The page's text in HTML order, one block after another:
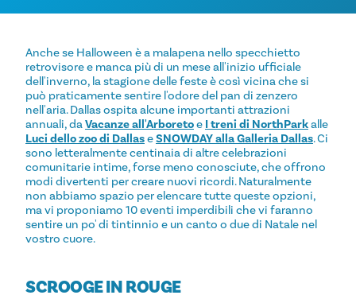
Anche se Halloween è a malapena nello specchietto
retrovisore e manca più di un mese all'inizio ufficiale
dell'inverno, la stagione delle feste è così vicina che si
può praticamente sentire l'odore del pan di zenzero
nell'aria. Dallas ospita alcune importanti attrazioni
annuali, daVacanze all'Arboretoe I treni di NorthParkalle
Luci dello zoo di DallaseSNOWDAY alla Galleria Dallas. Ci
sono letteralmente centinaia di altre celebrazioni
comunitarie intime, forse meno conosciute, che offrono
modi divertenti per creare nuovi ricordi. Naturalmente
non abbiamo spazio per elencare tutte queste opzioni,
ma vi proponiamo 10 eventi imperdibili che vi faranno
sentire un po' di tintinnio e un canto o due di Natale nel
vostro cuore.
SCROOGE IN ROUGE